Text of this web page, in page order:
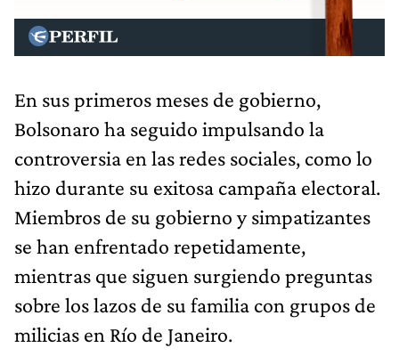
En sus primeros meses de gobierno,
Bolsonaro ha seguido impulsando la
controversia en las redes sociales, como lo
hizo durante su exitosa campaña electoral.
Miembros de su gobierno y simpatizantes
se han enfrentado repetidamente,
mientras que siguen surgiendo preguntas
sobre los lazos de su familia con grupos de
milicias en Río de Janeiro.